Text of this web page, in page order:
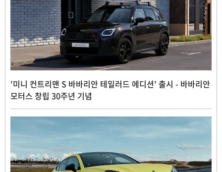
'미니 컨트리맨 S 바바리안 테일러드 에디션' 출시 - 바바리안
모터스 창립 30주년 기념